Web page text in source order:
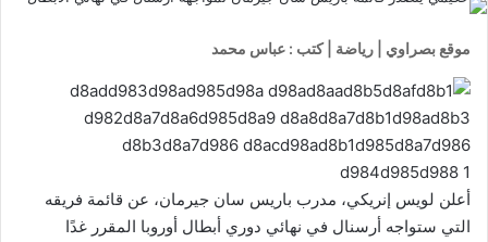
موقع بصراوي | رياضة | كتب : عباس محمد
أعلن لويس إنريكي، مدرب باريس سان جيرمان، عن قائمة فريقه
التي ستواجه أرسنال في نهائي دوري أبطال أوروبا المقرر غدًا